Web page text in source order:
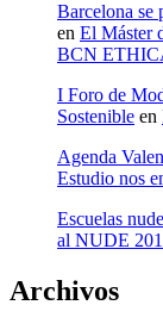
Barcelona se
en El Máster
BCN
I Foro de
Sostenible en
Agenda
Estudio nos
Escuelas
al NUDE
Archivos